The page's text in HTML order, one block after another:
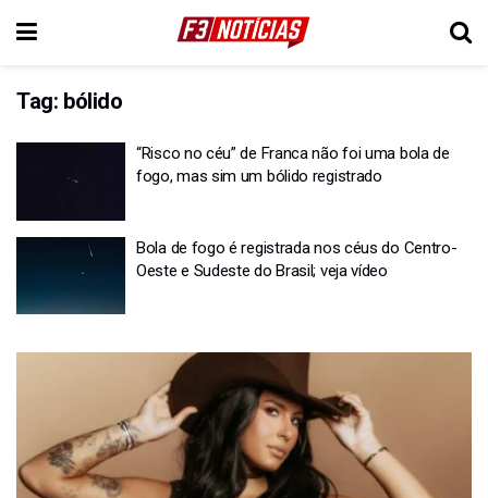
Tag: bólido
“Risco no céu” de Franca não foi uma bola de
fogo, mas sim um bólido registrado
Bola de fogo é registrada nos céus do Centro-
Oeste e Sudeste do Brasil; veja vídeo